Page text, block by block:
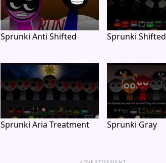
Sprunki Anti Shifted Sprunki Shifted
Sprunki Aria Treatment Sprunki Gray